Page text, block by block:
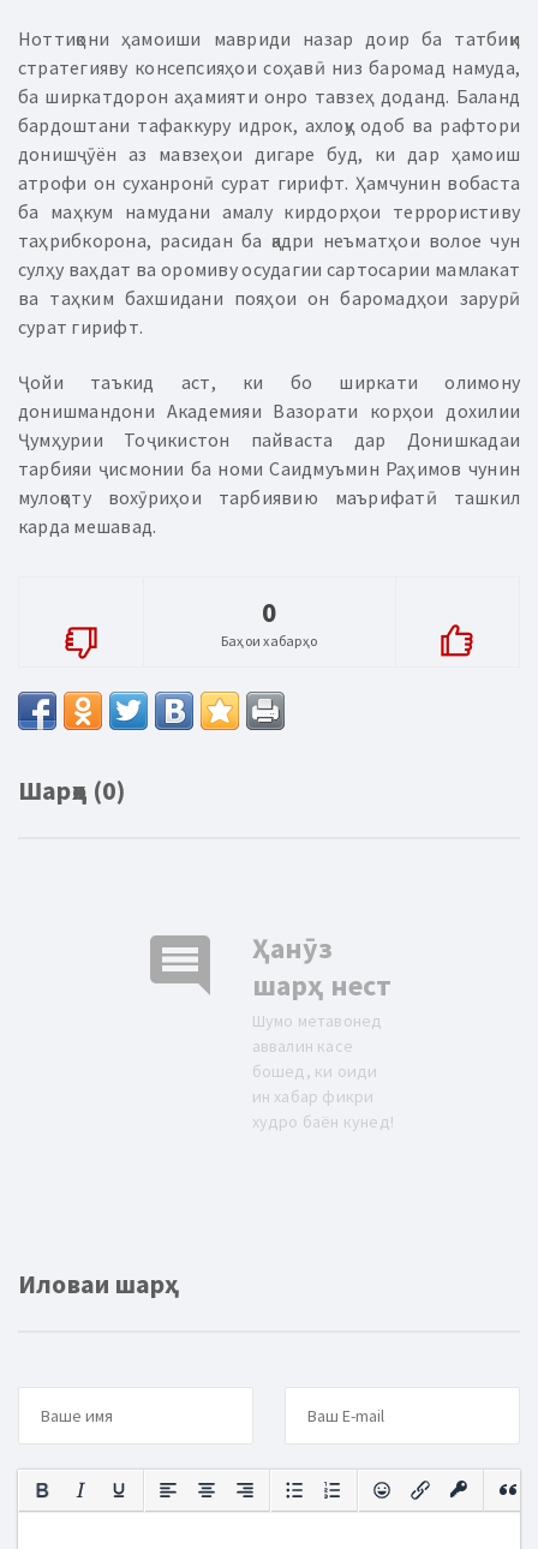
Ноттиқони ҳамоиши мавриди назар доир ба татбиқи
стратегияву консепсияҳои соҳавӣ низ баромад намуда,
ба ширкатдорон аҳамияти онро тавзеҳ доданд. Баланд
бардоштани тафаккуру идрок, ахлоқу одоб ва рафтори
донишҷӯён аз мавзеҳои дигаре буд, ки дар ҳамоиш
атрофи он суханронӣ сурат гирифт. Ҳамчунин вобаста
ба маҳкум намудани амалу кирдорҳои террористиву
таҳрибкорона, расидан ба қадри неъматҳои волое чун
сулҳу ваҳдат ва оромиву осудагии сартосарии мамлакат
ва таҳким бахшидани пояҳои он баромадҳои зарурӣ
сурат гирифт.
Ҷойи таъкид аст, ки бо ширкати олимону
донишмандони Академияи Вазорати корҳои дохилии
Ҷумҳурии Тоҷикистон пайваста дар Донишкадаи
тарбияи ҷисмонии ба номи Саидмуъмин Раҳимов чунин
мулоқоту вохӯриҳои тарбиявию маърифатӣ ташкил
карда мешавад.
0
Баҳои хабарҳо
Шарҳҳо (0)
comment
Ҳанӯз
шарҳ нест
Шумо метавонед
аввалин касе
бошед, ки оиди
ин хабар фикри
худро баён кунед!
Иловаи шарҳ